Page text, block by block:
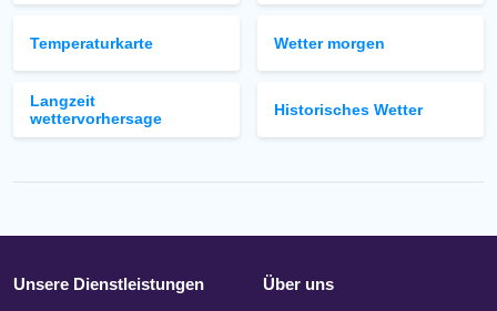
Temperaturkarte
Langzeit
wettervorhersage
Wetter morgen
Historisches Wetter
Unsere Dienstleistungen Über uns